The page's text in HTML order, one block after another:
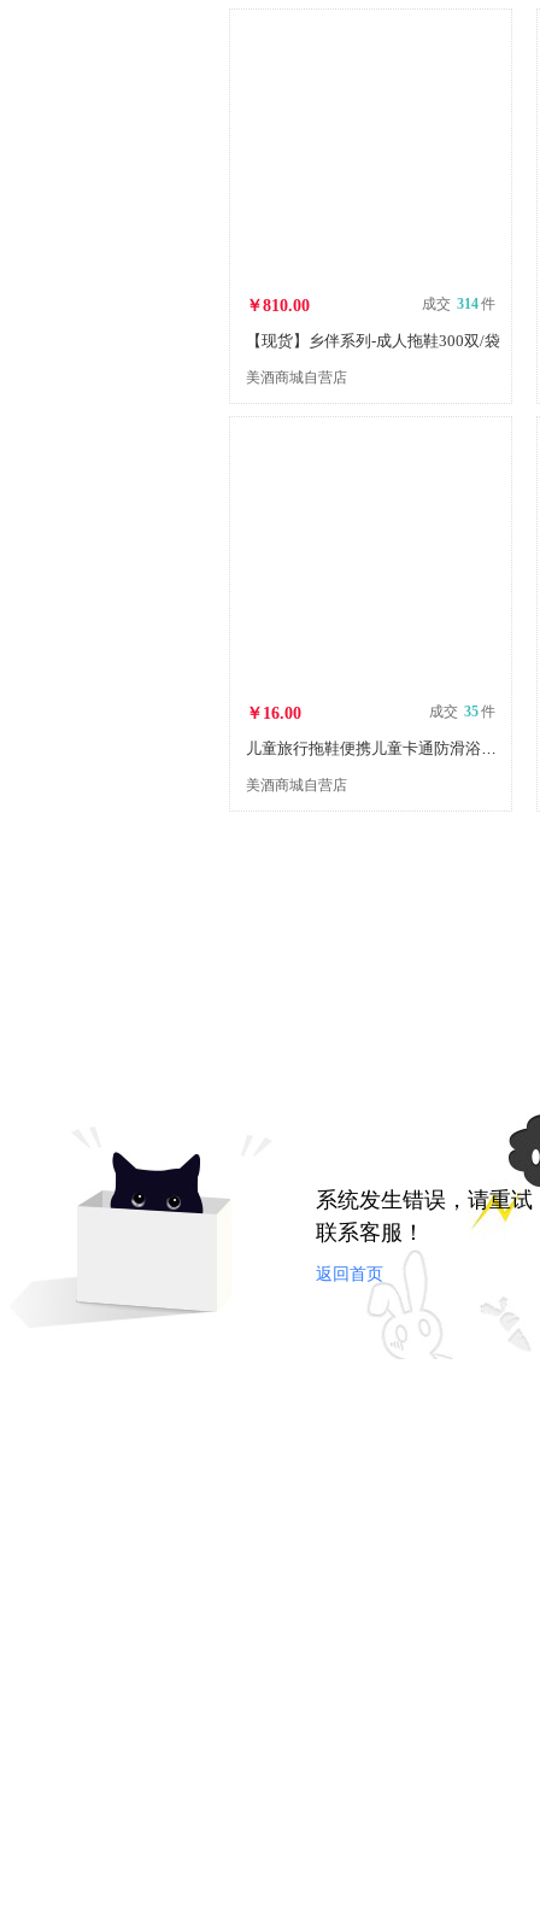
￥810.00 成交 314件
【现货】乡伴系列-成人拖鞋300双/袋
美酒商城自营店
￥16.00 成交 35件
儿童旅行拖鞋便携儿童卡通防滑浴室洗澡室内居家宾馆幼儿园室内加
美酒商城自营店
系统发生错误，请重
联系客服！
返回首页